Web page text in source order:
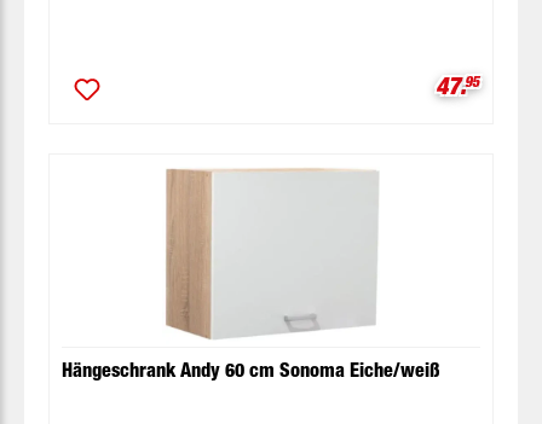
47.95
Hängeschrank Andy 60 cm Sonoma Eiche/weiß